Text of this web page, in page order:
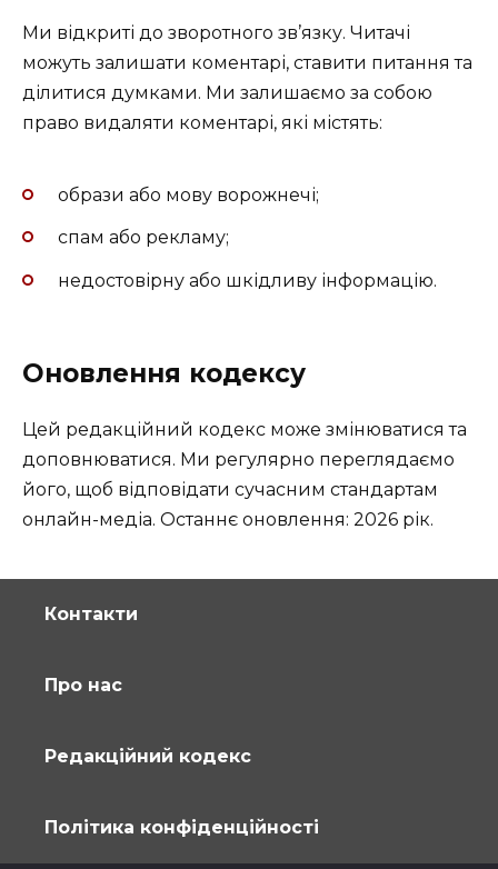
Ми відкриті до зворотного зв’язку. Читачі
можуть залишати коментарі, ставити питання та
ділитися думками. Ми залишаємо за собою
право видаляти коментарі, які містять:
образи або мову ворожнечі;
спам або рекламу;
недостовірну або шкідливу інформацію.
Оновлення кодексу
Цей редакційний кодекс може змінюватися та
доповнюватися. Ми регулярно переглядаємо
його, щоб відповідати сучасним стандартам
онлайн-медіа. Останнє оновлення: 2026 рік.
Контакти
Про нас
Редакційний кодекс
Політика конфіденційності